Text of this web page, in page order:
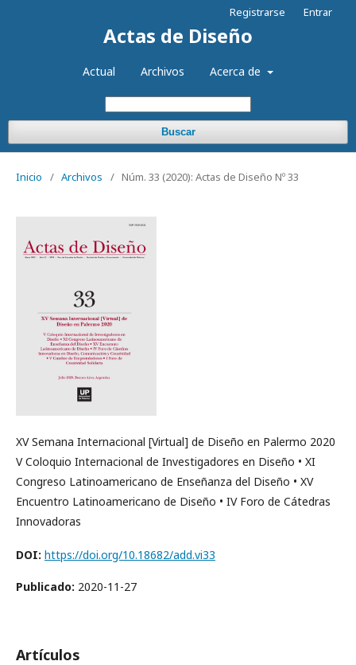
Actas de Diseño
Actual Archivos Acerca de
Buscar
Registrarse Entrar
Inicio / Archivos / Núm. 33 (2020): Actas de Diseño Nº 33
XV Semana Internacional [Virtual] de Diseño en Palermo 2020
V Coloquio Internacional de Investigadores en Diseño • XI
Congreso Latinoamericano de Enseñanza del Diseño • XV
Encuentro Latinoamericano de Diseño • IV Foro de Cátedras
Innovadoras
DOI: https://doi.org/10.18682/add.vi33
Publicado: 2020-11-27
Artículos